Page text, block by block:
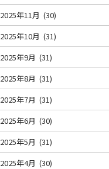
2025年11月 (30)
2025年10月 (31)
2025年9月 (31)
2025年8月 (31)
2025年7月 (31)
2025年6月 (30)
2025年5月 (31)
2025年4月 (30)